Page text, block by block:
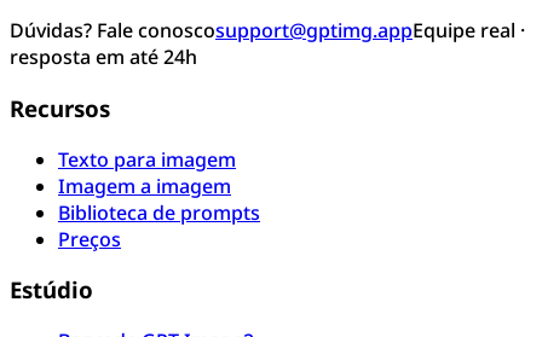
Dúvidas? Fale conoscosupport@gptimg.appEquipe real ·
resposta em até 24h
Recursos
Texto para imagem
Imagem a imagem
Biblioteca de prompts
Preços
Estúdio